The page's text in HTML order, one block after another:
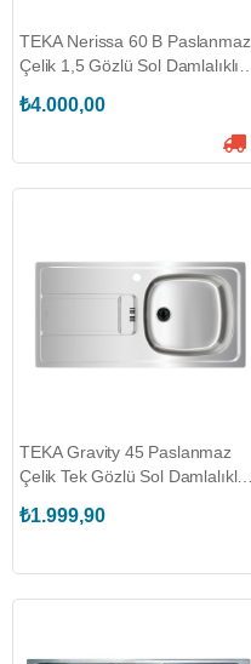
TEKA Nerissa 60 B Paslanmaz
Çelik 1,5 Gözlü Sol Damlalıklı
₺4.000,00
TEKA Gravity 45 Paslanmaz
Çelik Tek Gözlü Sol Damlalıklı
₺1.999,90